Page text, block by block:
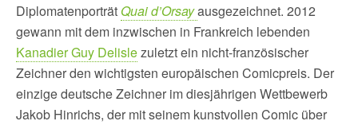
Diplomatenporträt Quai d’Orsayausgezeichnet. 2012
gewann mit dem inzwischen in Frankreich lebenden
Kanadier Guy Delislezuletzt ein nicht-französischer
Zeichner den wichtigsten europäischen Comicpreis. Der
einzige deutsche Zeichner im diesjährigen Wettbewerb
Jakob Hinrichs, der mit seinem kunstvollen Comic über